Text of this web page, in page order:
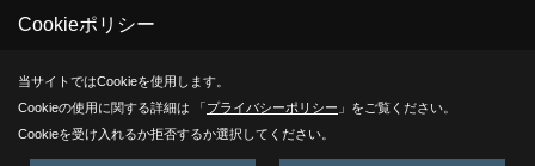
Copyright (c) Sinshuu. All Rights Reserved.
Produced byゴデスクリエイト
Cookieポリシー
当サイトではCookieを使用します。
Cookieの使用に関する詳細は 「プライバシーポリシー 」をご覧ください。
Cookieを受け入れるか拒否するか選択してください。